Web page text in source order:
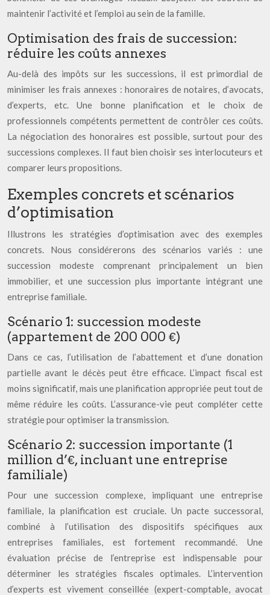
maintenir l’activité et l’emploi au sein de la famille.
Optimisation des frais de succession:
réduire les coûts annexes
Au-delà des impôts sur les successions, il est primordial de
minimiser les frais annexes : honoraires de notaires, d’avocats,
d’experts, etc. Une bonne planification et le choix de
professionnels compétents permettent de contrôler ces coûts.
La négociation des honoraires est possible, surtout pour des
successions complexes. Il faut bien choisir ses interlocuteurs et
comparer leurs propositions.
Exemples concrets et scénarios
d’optimisation
Illustrons les stratégies d’optimisation avec des exemples
concrets. Nous considérerons des scénarios variés : une
succession modeste comprenant principalement un bien
immobilier, et une succession plus importante intégrant une
entreprise familiale.
Scénario 1: succession modeste
(appartement de 200 000 €)
Dans ce cas, l’utilisation de l’abattement et d’une donation
partielle avant le décès peut être efficace. L’impact fiscal est
moins significatif, mais une planification appropriée peut tout de
même réduire les coûts. L’assurance-vie peut compléter cette
stratégie pour optimiser la transmission.
Scénario 2: succession importante (1
million d’€, incluant une entreprise
familiale)
Pour une succession complexe, impliquant une entreprise
familiale, la planification est cruciale. Un pacte successoral,
combiné à l’utilisation des dispositifs spécifiques aux
entreprises familiales, est fortement recommandé. Une
évaluation précise de l’entreprise est indispensable pour
déterminer les stratégies fiscales optimales. L’intervention
d’experts est vivement conseillée (expert-comptable, avocat